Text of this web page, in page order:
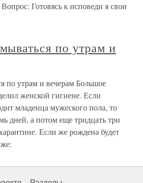
Готовясь к исповеди я свои
по утрам и
по утрам и вечерам Большое
женской гигиене. Если
младенца мужеского пола, то
дней, а потом еще тридцать три
Если же рождена будет